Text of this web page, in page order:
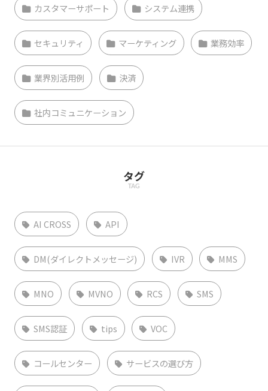
カスタマーサポート システム連携
セキュリティ マーケティング 業務効率
業界別活用例 決済
社内コミュニケーション
タグ
TAG
AI CROSS API
DM(ダイレクトメッセージ) IVR MMS
MNO MVNO RCS SMS
SMS認証 tips VOC
コールセンター サービスの選び方